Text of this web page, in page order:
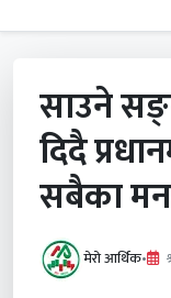
साउने
दिदै
सबैका
मेरो आर्थिक•